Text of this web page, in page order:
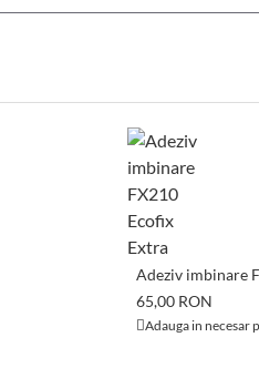
Adeziv imbinare
65,00 RON
Adauga in necesar